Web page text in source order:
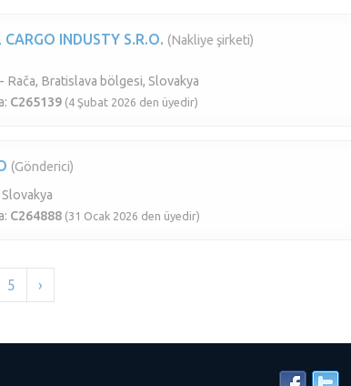
CARGO INDUSTY S.R.O. (Nakliye şirketi)
Rača, Bratislava bölgesi, Slovakya
C265139 (4 Şubat 2026 den üyedir)
(Gönderici)
C264888 (31 Ocak 2026 den üyedir)
5 ›